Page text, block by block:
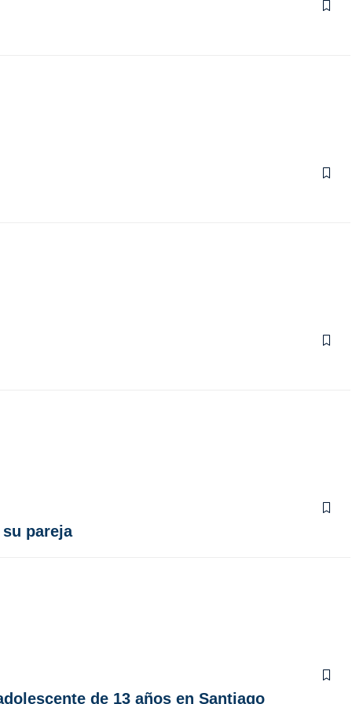
pareja
de 13 años en Santiago